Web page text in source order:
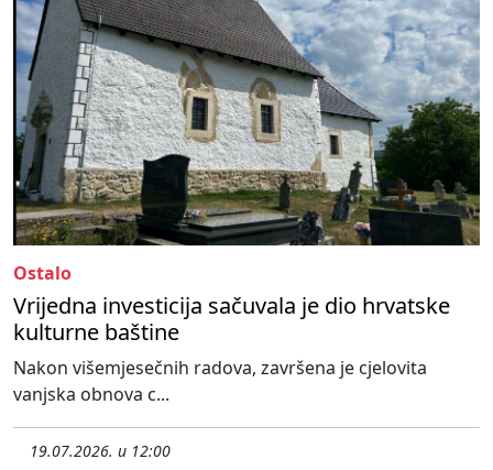
Ostalo
Vrijedna investicija sačuvala je dio hrvatske
kulturne baštine
Nakon višemjesečnih radova, završena je cjelovita
vanjska obnova c...
19.07.2026. u 12:00